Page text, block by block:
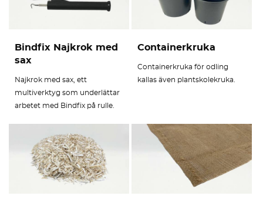
Bindfix Najkrok med
sax
Najkrok med sax, ett
multiverktyg som underlättar
arbetet med Bindfix på rulle.
Containerkruka
Containerkruka för odling
kallas även plantskolekruka.